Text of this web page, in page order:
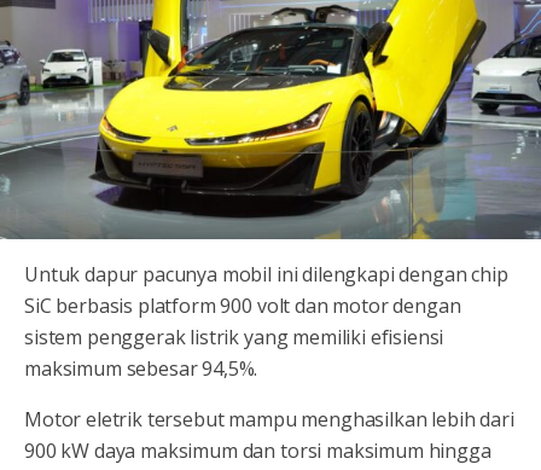
Untuk dapur pacunya mobil ini dilengkapi dengan chip
SiC berbasis platform 900 volt dan motor dengan
sistem penggerak listrik yang memiliki efisiensi
maksimum sebesar 94,5%.
Motor eletrik tersebut mampu menghasilkan lebih dari
900 kW daya maksimum dan torsi maksimum hingga